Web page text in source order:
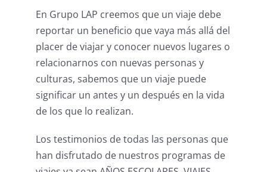
En Grupo LAP creemos que un viaje debe
reportar un beneficio que vaya más allá del
placer de viajar y conocer nuevos lugares o
relacionarnos con nuevas personas y
culturas, sabemos que un viaje puede
significar un antes y un después en la vida
de los que lo realizan.
Los testimonios de todas las personas que
han disfrutado de nuestros programas de